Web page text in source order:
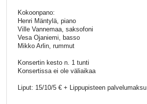
Kokoonpano:
Henri Mäntylä, piano
Ville Vannemaa, saksofoni
Vesa Ojaniemi, basso
Mikko Arlin, rummut
Konsertin kesto n. 1 tunti
Konsertissa ei ole väliaikaa
Liput: 15/10/5 € + Lippupisteen palvelumaksu